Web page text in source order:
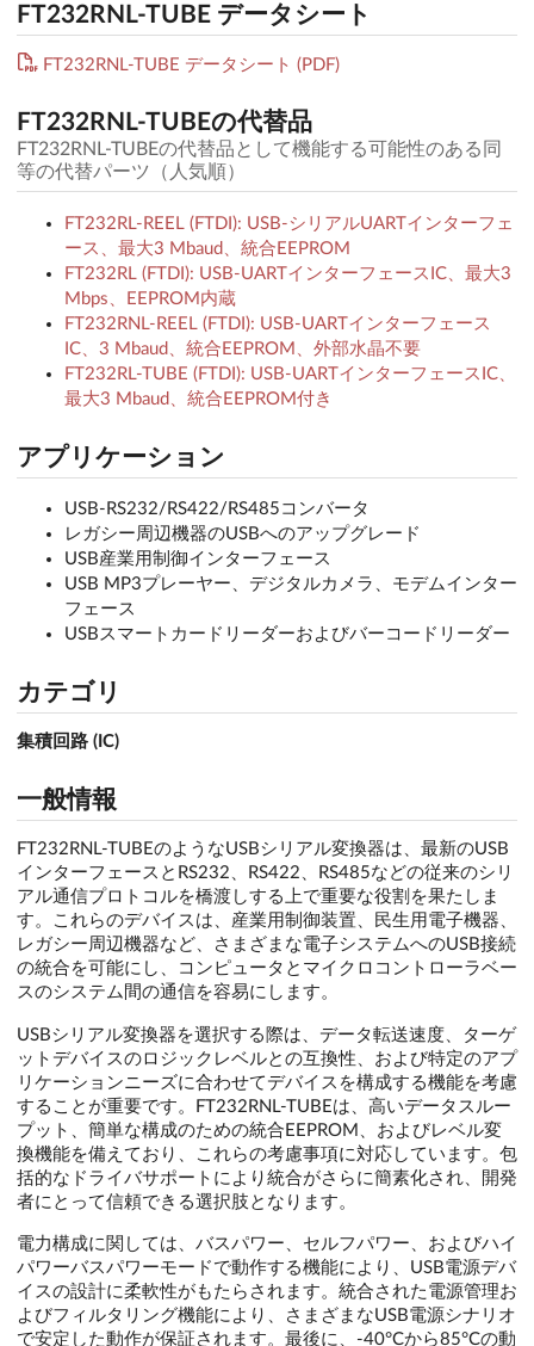
FT232RNL-TUBE データシート
FT232RNL-TUBE データシート (PDF)
FT232RNL-TUBEの代替品
FT232RNL-TUBEの代替品として機能する可能性のある同
等の代替パーツ（人気順）
FT232RL-REEL (FTDI): USB-シリアルUARTインターフェ
ース、最大3 Mbaud、統合EEPROM
FT232RL (FTDI): USB-UARTインターフェースIC、最大3
Mbps、EEPROM内蔵
FT232RNL-REEL (FTDI): USB-UARTインターフェース
IC、3 Mbaud、統合EEPROM、外部水晶不要
FT232RL-TUBE (FTDI): USB-UARTインターフェースIC、
最大3 Mbaud、統合EEPROM付き
アプリケーション
USB-RS232/RS422/RS485コンバータ
レガシー周辺機器のUSBへのアップグレード
USB産業用制御インターフェース
USB MP3プレーヤー、デジタルカメラ、モデムインター
フェース
USBスマートカードリーダーおよびバーコードリーダー
カテゴリ
集積回路 (IC)
一般情報
FT232RNL-TUBEのようなUSBシリアル変換器は、最新のUSB
インターフェースとRS232、RS422、RS485などの従来のシリ
アル通信プロトコルを橋渡しする上で重要な役割を果たしま
す。これらのデバイスは、産業用制御装置、民生用電子機器、
レガシー周辺機器など、さまざまな電子システムへのUSB接続
の統合を可能にし、コンピュータとマイクロコントローラベー
スのシステム間の通信を容易にします。
USBシリアル変換器を選択する際は、データ転送速度、ターゲ
ットデバイスのロジックレベルとの互換性、および特定のアプ
リケーションニーズに合わせてデバイスを構成する機能を考慮
することが重要です。FT232RNL-TUBEは、高いデータスルー
プット、簡単な構成のための統合EEPROM、およびレベル変
換機能を備えており、これらの考慮事項に対応しています。包
括的なドライバサポートにより統合がさらに簡素化され、開発
者にとって信頼できる選択肢となります。
電力構成に関しては、バスパワー、セルフパワー、およびハイ
パワーバスパワーモードで動作する機能により、USB電源デバ
イスの設計に柔軟性がもたらされます。統合された電源管理お
よびフィルタリング機能により、さまざまなUSB電源シナリオ
で安定した動作が保証されます。最後に、-40°Cから85°Cの動